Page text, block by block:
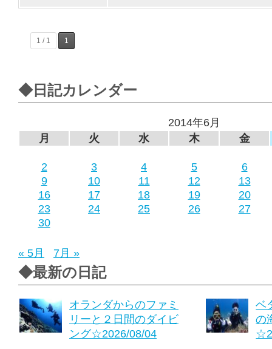
1 / 1 1
◆日記カレンダー
2014年6月
月
火 水 木 金
2 3 4 5
6
9
10 11 12
13
16
17 18 19
20
23
24 25 26
27
30
« 5月 7月 »
◆最新の日記
オランダからのファミ
リーと２日間のダイビ
ング☆2026/08/04
ベ
の